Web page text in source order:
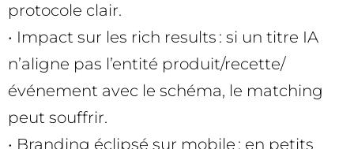
protocole clair.
• Impact sur les rich results : si un titre IA
n’aligne pas l’entité produit/recette/
événement avec le schéma, le matching
peut souffrir.
• Branding éclipsé sur mobile : en petits